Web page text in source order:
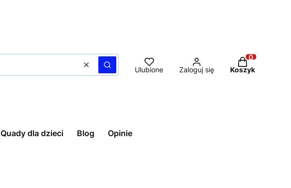
WyczyśćSzukaj Ulubione Zaloguj się
Produkty w
Koszyk
Quady dla dzieci Blog Opinie